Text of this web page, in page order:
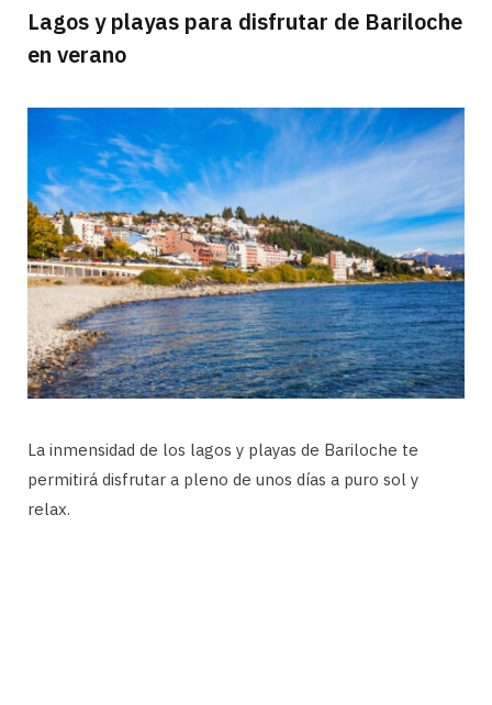
Lagos y playas para disfrutar de Bariloche
en verano
La inmensidad de los lagos y playas de Bariloche te
permitirá disfrutar a pleno de unos días a puro sol y
relax.